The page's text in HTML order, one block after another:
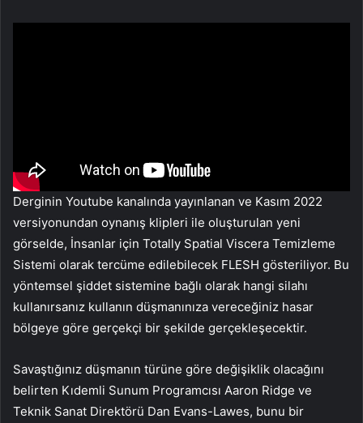
Derginin Youtube kanalında yayınlanan ve Kasım 2022
versiyonundan oynanış klipleri ile oluşturulan yeni
görselde, İnsanlar için Totally Spatial Viscera Temizleme
Sistemi olarak tercüme edilebilecek FLESH gösteriliyor. Bu
yöntemsel şiddet sistemine bağlı olarak hangi silahı
kullanırsanız kullanın düşmanınıza vereceğiniz hasar
bölgeye göre gerçekçi bir şekilde gerçekleşecektir.
Savaştığınız düşmanın türüne göre değişiklik olacağını
belirten Kıdemli Sunum Programcısı Aaron Ridge ve
Teknik Sanat Direktörü Dan Evans-Lawes, bunu bir